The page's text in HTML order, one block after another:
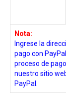
Nota:
Ingrese la
pago con
proceso de
nuestro sitio
PayPal.